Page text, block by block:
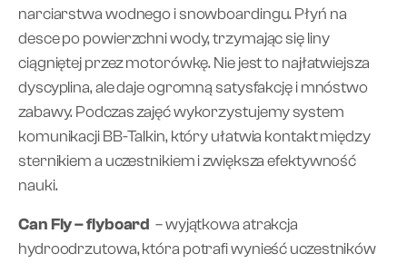
narciarstwa wodnego i snowboardingu. Płyń na
desce po powierzchni wody, trzymając się liny
ciągniętej przez motorówkę. Nie jest to najłatwiejsza
dyscyplina, ale daje ogromną satysfakcję i mnóstwo
zabawy. Podczas zajęć wykorzystujemy system
komunikacji BB-Talkin, który ułatwia kontakt między
sternikiem a uczestnikiem i zwiększa efektywność
nauki.
Can Fly – flyboard – wyjątkowa atrakcja
hydroodrzutowa, która potrafi wynieść uczestników